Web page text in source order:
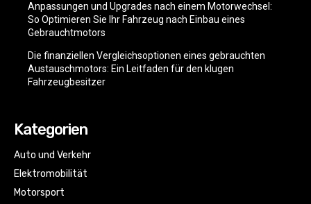
Anpassungen und Upgrades nach einem Motorwechsel:
So Optimieren Sie Ihr Fahrzeug nach Einbau eines
Gebrauchtmotors
Die finanziellen Vergleichsoptionen eines gebrauchten
Austauschmotors: Ein Leitfaden für den klugen
Fahrzeugbesitzer
Kategorien
Auto und Verkehr
Elektromobilität
Motorsport